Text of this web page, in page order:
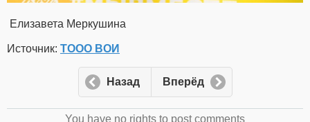
Елизавета Меркушина
Источник: ТООО ВОИ
Назад Вперёд
You have no rights to post comments